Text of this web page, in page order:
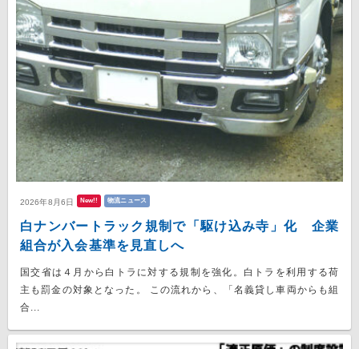
2026年8月6日 New!! 物流ニュース
白ナンバートラック規制で「駆け込み寺」化 企業
組合が入会基準を見直しへ
国交省は４月から白トラに対する規制を強化。白トラを利用する荷
主も罰金の対象となった。 この流れから、「名義貸し車両からも組
合...